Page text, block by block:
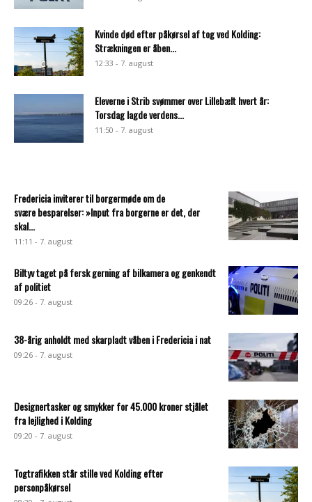
Kvinde død efter påkørsel af tog ved Kolding:
Strækningen er åben...
12:33 - 7. august
Eleverne i Strib svømmer over Lillebælt hvert år:
Torsdag lagde verdens...
11:50 - 7. august
Fredericia inviterer til borgermøde om de
svære besparelser: »Input fra borgerne er det, der
skal...
11:11 - 7. august
Biltyv taget på fersk gerning af bilkamera og genkendt
af politiet
09:26 - 7. august
38-årig anholdt med skarpladt våben i Fredericia i nat
09:26 - 7. august
Designertasker og smykker for 45.000 kroner stjålet
fra lejlighed i Kolding
09:20 - 7. august
Togtrafikken står stille ved Kolding efter
personpåkørsel